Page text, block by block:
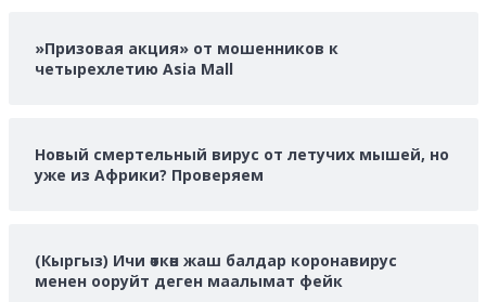
»Призовая акция» от мошенников к
четырехлетию Asia Mall
Новый смертельный вирус от летучих мышей, но
уже из Африки? Проверяем
(Кыргыз) Ичи өткөн жаш балдар коронавирус
менен ооруйт деген маалымат фейк